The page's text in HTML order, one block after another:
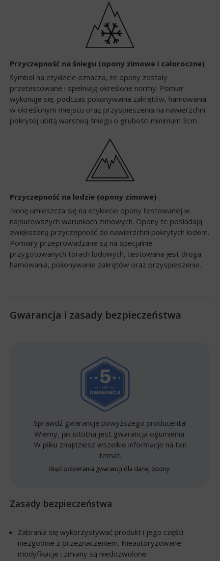
Przyczepność na śniegu (opony zimowe i całoroczne)
Symbol na etykiecie oznacza, że opony zostały
przetestowane i spełniają określone normy. Pomiar
wykonuje się, podczas pokonywania zakrętów, hamowania
w określonym miejscu oraz przyspieszenia na nawierzchni
pokrytej ubitą warstwą śniegu o grubości minimum 3cm.
Przyczepność na lodzie (opony zimowe)
Ikonę umieszcza się na etykiecie opony testowanej w
najsurowszych warunkach zimowych. Opony te posiadają
zwiększoną przyczepność do nawierzchni pokrytych lodem.
Pomiary przeprowadzane są na specjalnie
przygotowanych torach lodowych, testowana jest droga
hamowania, pokonywanie zakrętów oraz przyspieszenie.
Gwarancja i zasady bezpieczeństwa
Sprawdź gwarancję powyższego producenta!
Wiemy, jak istotna jest gwarancja ogumienia.
W pliku znajdziesz wszelkie informacje na ten
temat.
Błąd pobierania gwarancji dla danej opony.
Zasady bezpieczeństwa
Zabrania się wykorzystywać produkt i jego części
niezgodnie z przeznaczeniem. Nieautoryzowane
modyfikacje i zmiany są niedozwolone.